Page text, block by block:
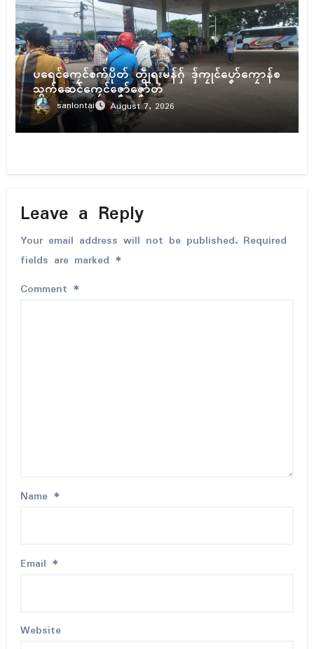
ပရိုၚ်
ပရေၚ်ကၠေၚ်စက်ပိုတ် တွဵုရးမန်ဂှ် ဒှ်ကၠုၚ်ပၞော်ကၠောန်စ
သွက်ဆေၚ်ကၠေၚ်ဇၞော်ဇၞော်တံ
sanlontai August 7, 2026
Leave a Reply
Your email address will not be published. Required
fields are marked *
Comment *
Name *
Email *
Website